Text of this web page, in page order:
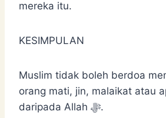
mereka itu.
KESIMPULAN
Muslim tidak boleh berdoa
orang mati, jin, malaikat atau
daripada Allah ﷻ.